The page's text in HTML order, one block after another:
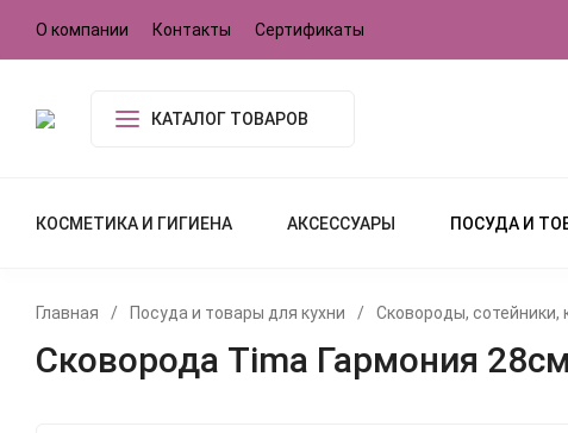
О компании Контакты Сертификаты
КАТАЛОГ ТОВАРОВ
КОСМЕТИКА И ГИГИЕНА АКСЕССУАРЫ ПОСУДА И
Главная / Посуда и товары для кухни / Сковороды, сотейники,
Сковорода Tima Гармония